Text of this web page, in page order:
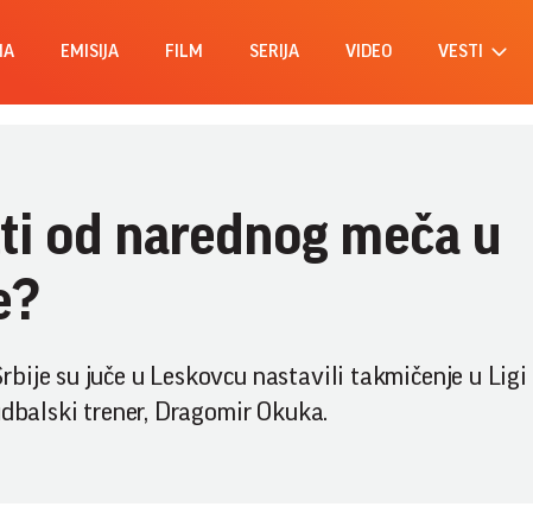
EMISIJA FILM SERIJA VIDEO VESTI
od narednog meča u
su juče u Leskovcu nastavili takmičenje u Ligi
trener, Dragomir Okuka.